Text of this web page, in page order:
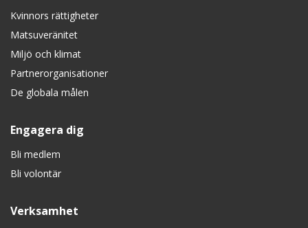
Kvinnors rättigheter
Matsuveränitet
Miljö och klimat
Partnerorganisationer
De globala målen
Engagera dig
Bli medlem
Bli volontär
Verksamhet